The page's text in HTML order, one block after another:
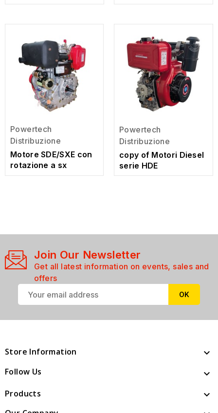
Powertech
Distribuzione
Motore SDE/SXE con
rotazione a sx
Powertech
Distribuzione
copy of Motori Diesel
serie HDE
Join Our Newsletter
Get all latest information on events, sales and
offers
Store Information 
Follow Us 
Products 